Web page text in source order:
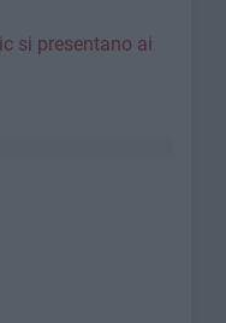
si presentano ai